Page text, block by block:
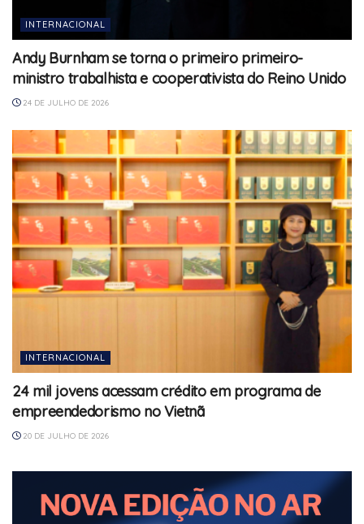
INTERNACIONAL
Andy Burnham se torna o primeiro primeiro-
ministro trabalhista e cooperativista do Reino Unido
24 DE JULHO DE 2026
INTERNACIONAL
24 mil jovens acessam crédito em programa de
empreendedorismo no Vietnã
20 DE JULHO DE 2026